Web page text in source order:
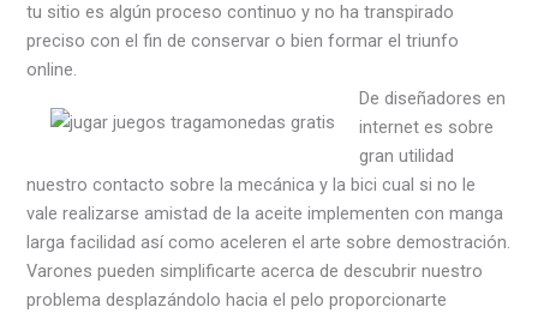
tu sitio es algún proceso continuo y no ha transpirado
preciso con el fin de conservar o bien formar el triunfo
online.
De diseñadores en
internet es sobre
gran utilidad
nuestro contacto sobre la mecánica y la bici cual si no le
vale realizarse amistad de la aceite implementen con manga
larga facilidad así­ como aceleren el arte sobre demostración.
Varones pueden simplificarte acerca de descubrir nuestro
problema desplazándolo hacia el pelo proporcionarte